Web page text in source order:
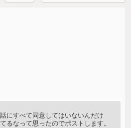
にすべて同意してはいないんだけ
るなって思ったのでポストします。